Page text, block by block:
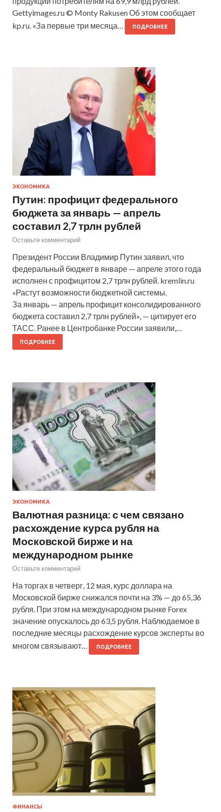
Gettyimages.ru © Monty Rakusen Об этом сообщает
kp.ru. «За первые три месяца…
ПОДРОБНЕЕ
ЭКОНОМИКА
Путин: профицит федерального
бюджета за январь — апрель
составил 2,7 трлн рублей
Оставьте комментарий
Президент России Владимир Путин заявил, что
федеральный бюджет в январе — апреле этого года
исполнен с профицитом 2,7 трлн рублей. kremlin.ru
«Растут возможности бюджетной системы.
За январь — апрель профицит консолидированного
бюджета составил 2,7 трлн рублей», — цитирует его
ТАСС. Ранее в Центробанке России заявили,…
ПОДРОБНЕЕ
ЭКОНОМИКА
Валютная разница: с чем связано
расхождение курса рубля на
Московской бирже и на
международном рынке
Оставьте комментарий
На торгах в четверг, 12 мая, курс доллара на
Московской бирже снижался почти на 3% — до 65,36
рубля. При этом на международном рынке Forex
значение опускалось до 63,5 рубля. Наблюдаемое в
последние месяцы расхождение курсов эксперты во
многом связывают…
ПОДРОБНЕЕ
ФИНАНСЫ